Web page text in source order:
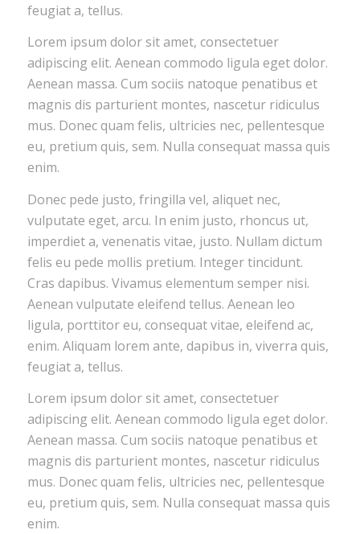
feugiat a, tellus.
Lorem ipsum dolor sit amet, consectetuer
adipiscing elit. Aenean commodo ligula eget dolor.
Aenean massa. Cum sociis natoque penatibus et
magnis dis parturient montes, nascetur ridiculus
mus. Donec quam felis, ultricies nec, pellentesque
eu, pretium quis, sem. Nulla consequat massa quis
enim.
Donec pede justo, fringilla vel, aliquet nec,
vulputate eget, arcu. In enim justo, rhoncus ut,
imperdiet a, venenatis vitae, justo. Nullam dictum
felis eu pede mollis pretium. Integer tincidunt.
Cras dapibus. Vivamus elementum semper nisi.
Aenean vulputate eleifend tellus. Aenean leo
ligula, porttitor eu, consequat vitae, eleifend ac,
enim. Aliquam lorem ante, dapibus in, viverra quis,
feugiat a, tellus.
Lorem ipsum dolor sit amet, consectetuer
adipiscing elit. Aenean commodo ligula eget dolor.
Aenean massa. Cum sociis natoque penatibus et
magnis dis parturient montes, nascetur ridiculus
mus. Donec quam felis, ultricies nec, pellentesque
eu, pretium quis, sem. Nulla consequat massa quis
enim.